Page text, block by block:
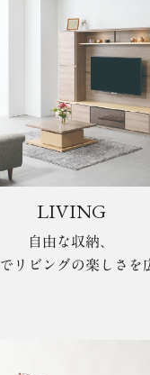
LIVING
自由な収納、
リビングの楽しさを